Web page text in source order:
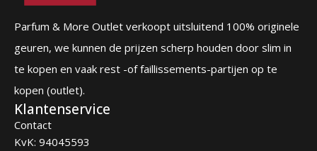
Parfum & More Outlet verkoopt uitsluitend 100% originele
geuren, we kunnen de prijzen scherp houden door slim in
te kopen en vaak rest -of faillissements-partijen op te
kopen (outlet).
Klantenservice
Contact
KvK: 94045593